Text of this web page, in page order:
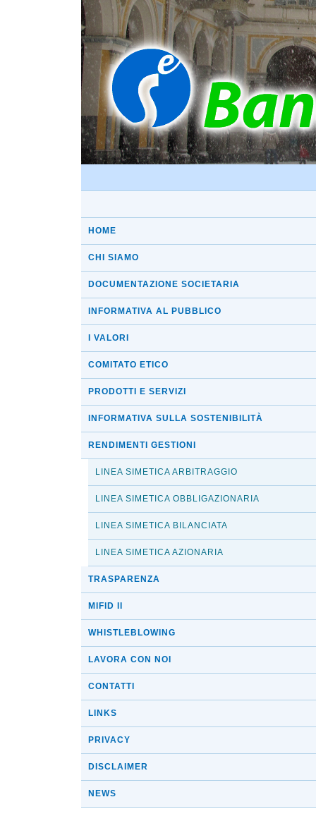
HOME
CHI SIAMO
DOCUMENTAZIONE SOCIETARIA
INFORMATIVA AL PUBBLICO
I VALORI
COMITATO ETICO
PRODOTTI E SERVIZI
INFORMATIVA SULLA SOSTENIBILITÀ
RENDIMENTI GESTIONI
LINEA SIMETICA ARBITRAGGIO
LINEA SIMETICA OBBLIGAZIONARIA
LINEA SIMETICA BILANCIATA
LINEA SIMETICA AZIONARIA
TRASPARENZA
MIFID II
WHISTLEBLOWING
LAVORA CON NOI
CONTATTI
LINKS
PRIVACY
DISCLAIMER
NEWS